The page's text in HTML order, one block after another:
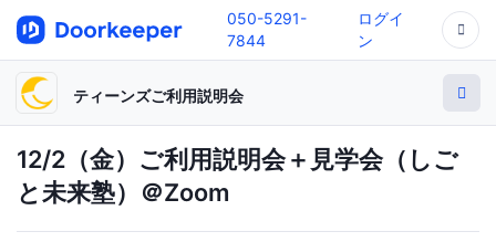
050-5291-
7844
ログイ
ン
ティーンズご利用説明会
12/2（金）ご利用説明会＋見学会（しご
と未来塾）＠Zoom